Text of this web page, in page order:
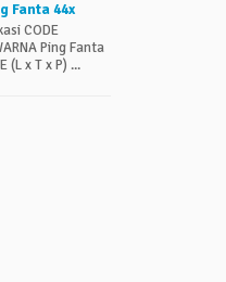
Fanta 44x
CODE
Ping Fanta
(L x T x P) ...